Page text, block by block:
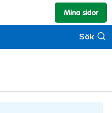
Sök
Mina sidor
Sök